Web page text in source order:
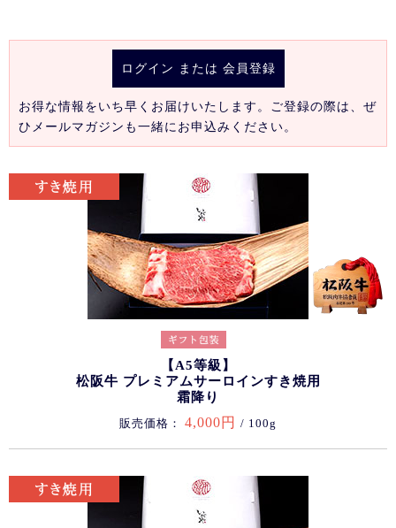
ログイン または 会員登録
お得な情報をいち早くお届けいたします。ご登録の際は、ぜ
ひメールマガジンも一緒にお申込みください。
【A5等級】
松阪牛 プレミアムサーロインすき焼用
霜降り
販売価格： 4,000円 / 100g